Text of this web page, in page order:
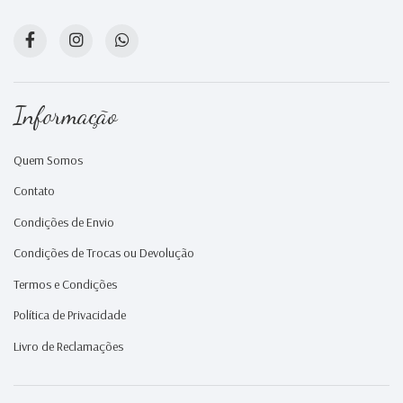
Informação
Quem Somos
Contato
Condições de Envio
Condições de Trocas ou Devolução
Termos e Condições
Política de Privacidade
Livro de Reclamações